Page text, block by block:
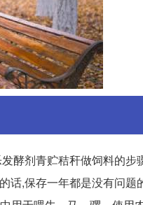
酵剂青贮秸秆做饲料的
,保存一年都是没有问